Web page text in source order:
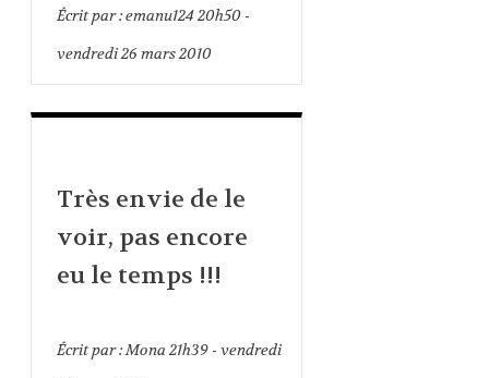
Écrit par :emanu12420h50-
vendredi 26mars 2010
Très envie de le
voir, pas encore
eu le temps !!!
Écrit par :Mona21h39- vendredi